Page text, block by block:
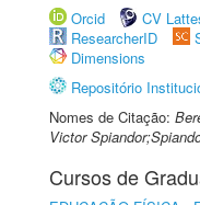
Orcid
CV
ResearcherID
Dimensions
Repositório
Nomes de Citação:
Victor
Cursos de